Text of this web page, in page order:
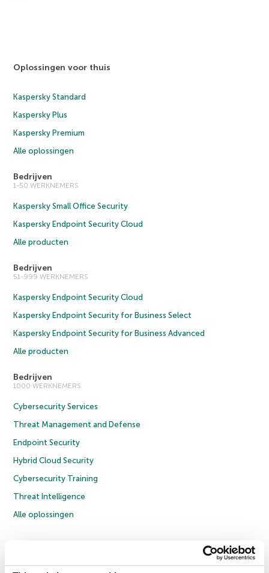
Oplossingen voor thuis
Kaspersky Standard
Kaspersky Plus
Kaspersky Premium
Alle oplossingen
Bedrijven
1-50 WERKNEMERS
Kaspersky Small Office Security
Kaspersky Endpoint Security Cloud
Alle producten
Bedrijven
51-999 WERKNEMERS
Kaspersky Endpoint Security Cloud
Kaspersky Endpoint Security for Business Select
Kaspersky Endpoint Security for Business Advanced
Alle producten
Bedrijven
1000 WERKNEMERS
Cybersecurity Services
Threat Management and Defense
Endpoint Security
Hybrid Cloud Security
Cybersecurity Training
Threat Intelligence
Alle oplossingen
Privacybeleid
Licentieovereenkomst B2B
Cookies